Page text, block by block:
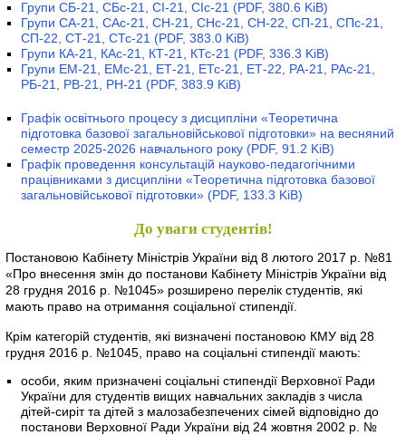
Групи СБ-21, СБс-21, СІ-21, СІс-21 (PDF, 380.6 KiB)
Групи СА-21, САс-21, СН-21, СНс-21, СН-22, СП-21, СПс-21,
СП-22, СТ-21, СТс-21 (PDF, 383.0 KiB)
Групи КА-21, КАс-21, КТ-21, КТс-21 (PDF, 336.3 KiB)
Групи ЕМ-21, ЕМс-21, ЕТ-21, ЕТс-21, ЕТ-22, РА-21, РАс-21,
РБ-21, РВ-21, РН-21 (PDF, 383.9 KiB)
Графік освітнього процесу з дисципліни «Теоретична
підготовка базової загальновійськової підготовки» на весняний
семестр 2025-2026 навчального року (PDF, 91.2 KiB)
Графік проведення консультацій науково-педагогічними
працівниками з дисципліни «Теоретична підготовка базової
загальновійськової підготовки» (PDF, 133.3 KiB)
До уваги студентів!
Постановою Кабінету Міністрів України від 8 лютого 2017 р. №81
«Про внесення змін до постанови Кабінету Міністрів України від
28 грудня 2016 р. №1045» розширено перелік студентів, які
мають право на отримання соціальної стипендії.
Крім категорій студентів, які визначені постановою КМУ від 28
грудня 2016 р. №1045, право на соціальні стипендії мають:
особи, яким призначені соціальні стипендії Верховної Ради
України для студентів вищих навчальних закладів з числа
дітей-сиріт та дітей з малозабезпечених сімей відповідно до
постанови Верховної Ради України від 24 жовтня 2002 р. №